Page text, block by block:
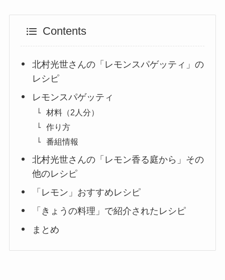
Contents
北村光世さんの「レモンスパゲッティ」の
レシピ
レモンスパゲッティ
材料（2人分）
作り方
番組情報
北村光世さんの「レモン香る庭から」その
他のレシピ
「レモン」おすすめレシピ
「きょうの料理」で紹介されたレシピ
まとめ